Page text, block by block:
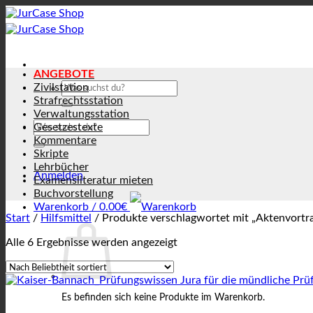
Zum
Inhalt
springen
Suchen
nach:
Suchen
nach:
Anmelden
Warenkorb / 0.00€
Es befinden sich keine Produkte im Warenkorb.
ANGEBOTE
Zivilstation
Strafrechtsstation
Verwaltungsstation
Gesetzestexte
Kommentare
Skripte
Lehrbücher
Examensliteratur mieten
Buchvorstellung
Start / Hilfsmittel / Produkte verschlagwortet mit
Alle 6 Ergebnisse werden angezeigtNach